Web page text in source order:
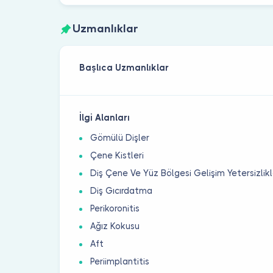
Uzmanlıklar
Başlıca Uzmanlıklar
İlgi Alanları
Gömülü Dişler
Çene Kistleri
Diş Çene Ve Yüz Bölgesi Gelişim
Diş Gıcırdatma
Perikoronitis
Ağız Kokusu
Aft
Periimplantitis